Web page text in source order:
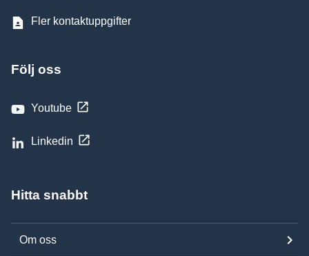
Fler kontaktuppgifter
Följ oss
Youtube
Linkedin
Hitta snabbt
Om oss